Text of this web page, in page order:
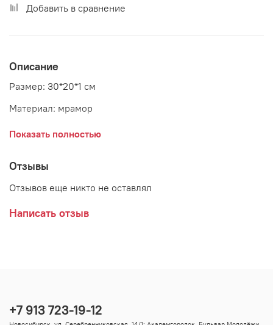
Добавить в сравнение
Описание
Размер: 30*20*1 см
Материал: мрамор
Страна: Дания
Показать полностью
Отзывы
Отзывов еще никто не оставлял
Написать отзыв
+7 913 723-19-12